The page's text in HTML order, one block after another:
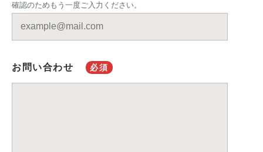
確認のためもう一度ご入力ください。
お問い合わせ 必須